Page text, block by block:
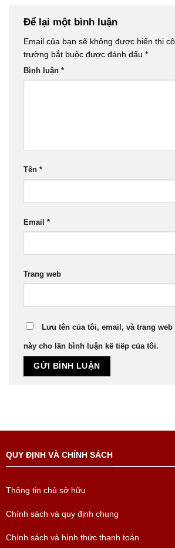
Để lại một bình luận
Email của bạn sẽ không được hiển thị
trường bắt buộc được đánh dấu *
Bình luận *
Tên *
Email *
Trang web
Lưu tên của tôi, email, và trang
này cho lần bình luận kế tiếp của tôi.
QUY ĐỊNH VÀ CHÍNH SÁCH
Thông tin chủ sở hữu
Chính sách và quy định chung
Chính sách và hình thức thanh toán